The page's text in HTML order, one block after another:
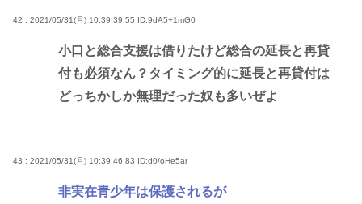
42 : 2021/05/31(月) 10:39:39.55 ID:9dA5+1mG0
小口と総合支援は借りたけど総合の延長と再貸
付も必須なん？タイミング的に延長と再貸付は
どっちかしか無理だった奴も多いぜよ
43 : 2021/05/31(月) 10:39:46.83 ID:d0/oHe5ar
非実在青少年は保護されるが